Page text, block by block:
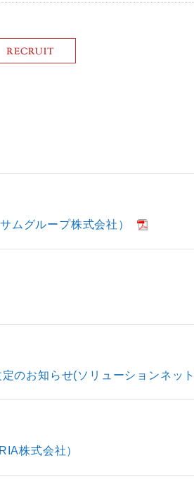
ムグループ株式会社）
のお知らせ(ソリューションネッ
株式会社）